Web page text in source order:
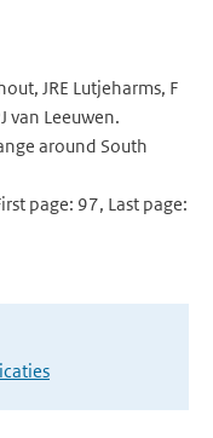
JRE Lutjeharms, F
van Leeuwen.
around South
page: 97, Last page: